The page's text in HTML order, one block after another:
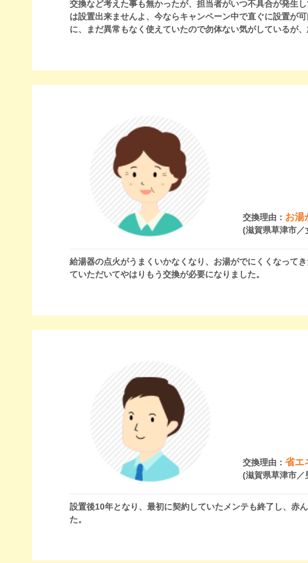
交換など考えた事も無かったが、担当者がいつ不具合が発生
は設置出来ませんよ、今ならキャンペーン中で直ぐに設置が
に、まだ異常もなく使えていたので勿体ない気がしているが
交換理由： お湯
(滋賀県草津市／
給湯器の点火がうまくいかなくなり、お湯がでにくくなって
ていただいてやはりもう交換が必要になりました。
交換理由：省エ
(滋賀県草津市／
設置後10年となり、最初に契約していたメンテも終了し、赤
た。